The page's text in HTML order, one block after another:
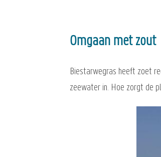
Omgaan met zout
Biestarwegras heeft zoet
zeewater in. Hoe zorgt de